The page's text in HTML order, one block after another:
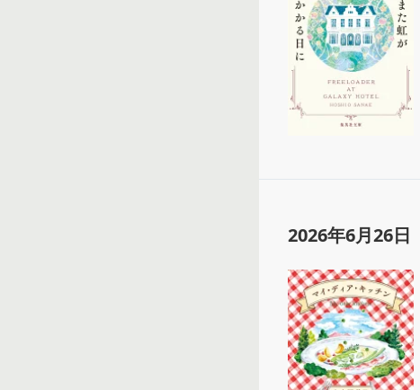
2026年6月26日